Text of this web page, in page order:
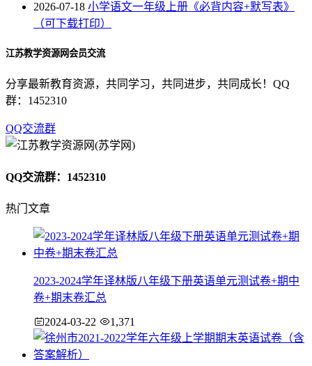
2026-07-18 小学语文一年级上册《必背内容+默写表》
（可下载打印）
江苏教学资源网会员交流
分享最新教育资源，共同学习，共同进步，共同成长！QQ
群：1452310
QQ交流群
QQ交流群：1452310
热门文章
2023-2024学年译林版八年级下册英语单元测试卷+期中
卷+期末卷汇总
2024-03-22 1,371